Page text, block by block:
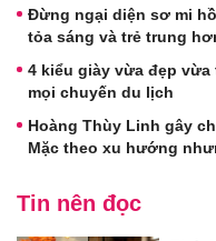
Đừng ngại diện sơ mi
tỏa sáng và trẻ trung
4 kiểu giày vừa đẹp
mọi chuyến du lịch
Hoàng Thùy Linh gây
Mặc theo xu hướng
Tin nên đọc